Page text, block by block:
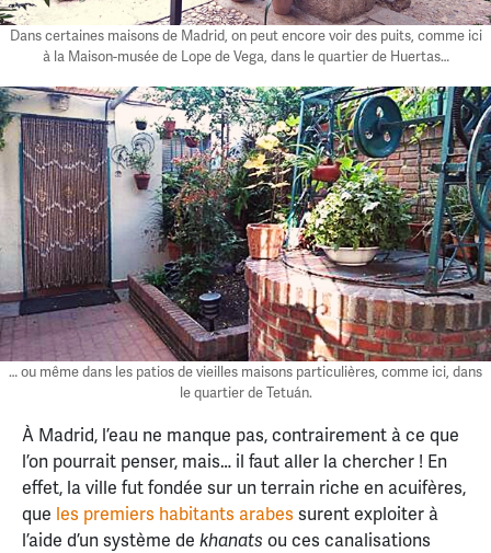
Dans certaines maisons de Madrid, on peut encore voir des puits, comme ici
à la Maison-musée de Lope de Vega, dans le quartier de Huertas…
… ou même dans les patios de vieilles maisons particulières, comme ici, dans
le quartier de Tetuán.
À Madrid, l’eau ne manque pas, contrairement à ce que
l’on pourrait penser, mais… il faut aller la chercher ! En
effet, la ville fut fondée sur un terrain riche en acuifères,
que les premiers habitants arabes surent exploiter à
l’aide d’un système de khanats ou ces canalisations